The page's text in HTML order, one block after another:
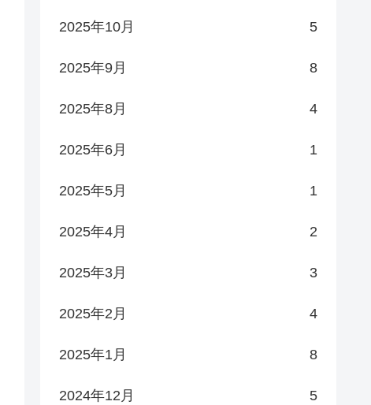
2025年10月 5
2025年9月 8
2025年8月 4
2025年6月 1
2025年5月 1
2025年4月 2
2025年3月 3
2025年2月 4
2025年1月 8
2024年12月 5